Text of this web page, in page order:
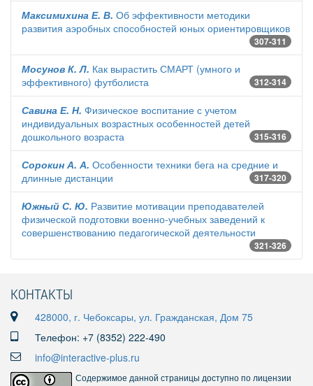
Максимихина Е. В. Об эффективности методики
развития аэробных способностей юных ориентировщиков
307-311
Мосунов К. Л. Как вырастить СМАРТ (умного и
эффективного) футболиста
312-314
Савина Е. Н. Физическое воспитание с учетом
индивидуальных возрастных особенностей детей
дошкольного возраста
315-316
Сорокин А. А. Особенности техники бега на средние и
длинные дистанции
317-320
Южный С. Ю. Развитие мотивации преподавателей
физической подготовки военно-учебных заведений к
совершенствованию педагогической деятельности
321-326
КОНТАКТЫ
428000, г. Чебоксары, ул. Гражданская, Дом 75
Телефон: +7 (8352) 222-490
info@interactive-plus.ru
Содержимое данной страницы доступно по лицензии